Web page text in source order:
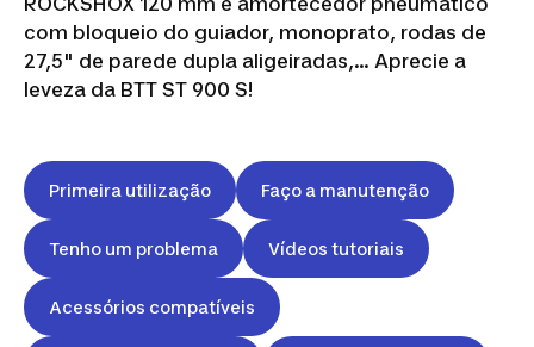
com bloqueio do guiador, monoprato, rodas de
27,5" de parede dupla aligeiradas,... Aprecie a
leveza da BTT ST 900 S!
Primeira utilização Faço a manutenção
Tenho um problema Vídeos tutoriais
Acessórios compatíveis